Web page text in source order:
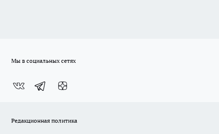
Мы в социальных сетях
Редакционная политика